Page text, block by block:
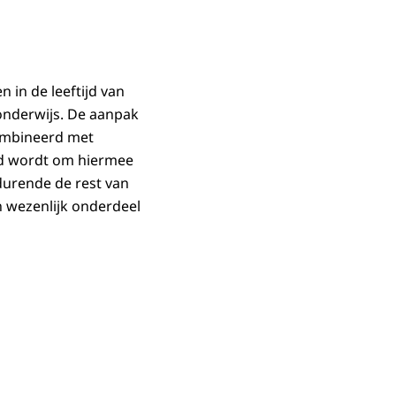
in de leeftijd van
De aanpak
met
wordt om hiermee
de rest van
wezenlijk onderdeel